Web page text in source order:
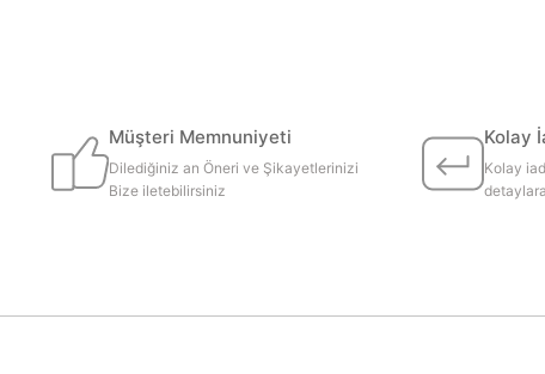
Müşteri Memnuniyeti
Dilediğiniz an Öneri ve Şikayetlerinizi
Bize iletebilirsiniz
Kolay
Kolay